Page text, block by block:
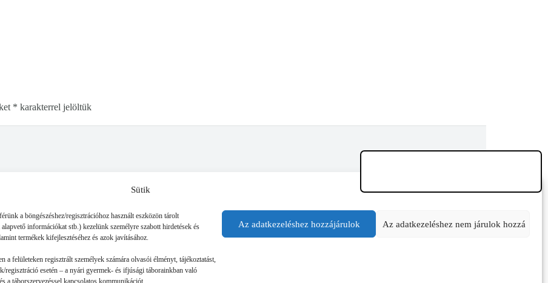
Sütik
a böngészéshez/regisztrációhoz használt eszközön tárolt
információkat stb.) kezelünk személyre szabott hirdetések és
termékek kifejlesztéséhez és azok javításához.
a felületeken regisztrált személyek számára olvasói élményt, tájékoztatást,
regisztráció esetén – a nyári gyermek- és ifjúsági táborainkban való
a táborszervezéssel kapcsolatos kommunikációt.
Az adatkezeléshez hozzájárulok Az adatkezeléshez nem járulok hozzá
* karakterrel jelöltük